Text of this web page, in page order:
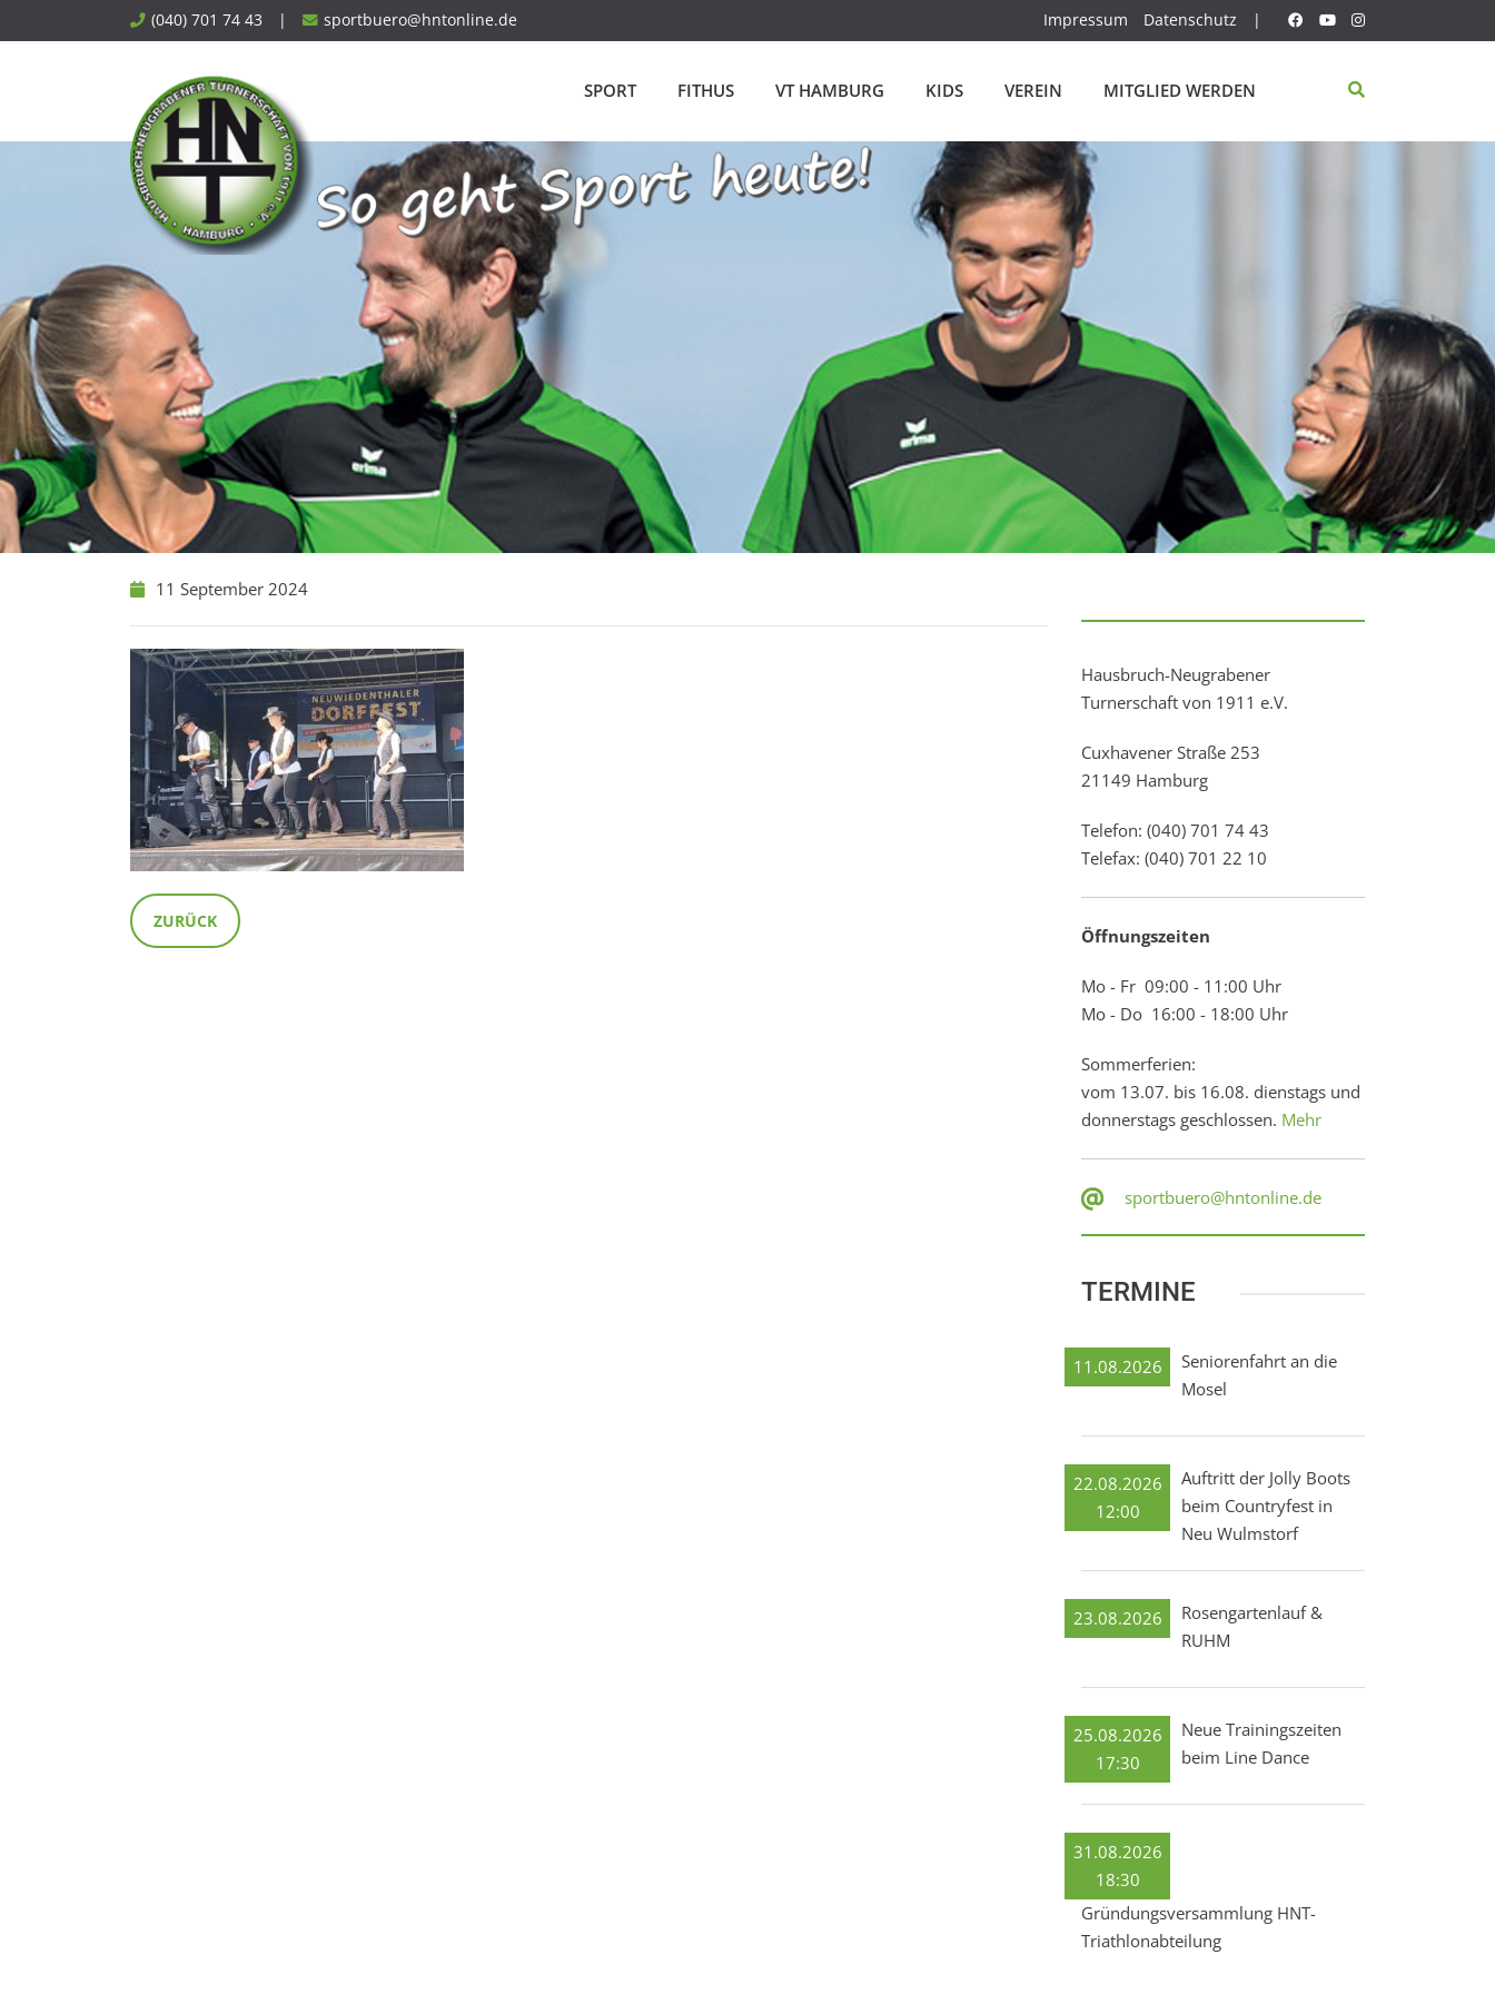
to
(040) 701 74 43 | sportbuero@hntonline.de Impressum Datenschutz |
SPORT FITHUS VT HAMBURG KIDS VEREIN MITGLIED WERDEN
11 September 2024
ZURÜCK
Hausbruch-Neugrabener
Turnerschaft von 1911 e.V.
Cuxhavener Straße 253
21149 Hamburg
Telefon: (040) 701 74 43
Telefax: (040) 701 22 10
Öffnungszeiten
Mo - Fr 09:00 - 11:00 Uhr
Mo - Do 16:00 - 18:00 Uhr
Sommerferien:
vom 13.07. bis 16.08. dienstags und
donnerstags geschlossen. Mehr
sportbuero@hntonline.de
TERMINE
11.08.2026
Seniorenfahrt an die
Mosel
22.08.2026
12:00
Auftritt der Jolly Boots
beim Countryfest in
Neu Wulmstorf
23.08.2026
Rosengartenlauf &
RUHM
25.08.2026
17:30
Neue Trainingszeiten
beim Line Dance
31.08.2026
18:30
Gründungsversammlung HNT-
Triathlonabteilung